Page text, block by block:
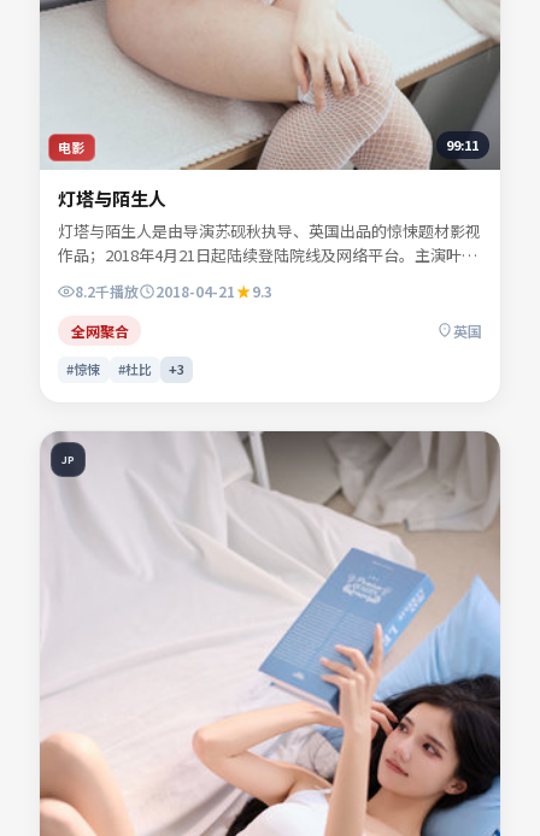
电影 99:11
灯塔与陌生人
灯塔与陌生人是由导演苏砚秋执导、英国出品的惊悚题材影视
作品；2018年4月21日起陆续登陆院线及网络平台。主演叶声
遥、顾西洲、易南乔等共同诠释一段充满转折的人物命运。色
彩与配乐共同烘托年代氛围，细节经得起反复推敲。可在本站
免费高清在线观看完整剧情与主创访谈摘要。
8.2千播放 2018-04-21
9.3
全网聚合
英国
#惊悚 #杜比 +3
JP